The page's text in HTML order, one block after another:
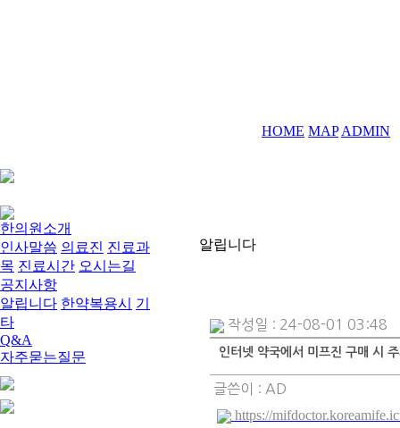
HOME MAP ADMIN
한의원소개
인사말씀 의료진 진료과
목 진료시간 오시는길
공지사항
알립니다 한약복용시
기
타
Q&A
자주묻는질문
알립니다
작성일 : 24-08-01 03:48
인터넷 약국에서 미프진 구매 시
글쓴이 : AD
https://